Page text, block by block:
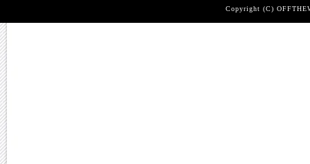
Copyright (C)